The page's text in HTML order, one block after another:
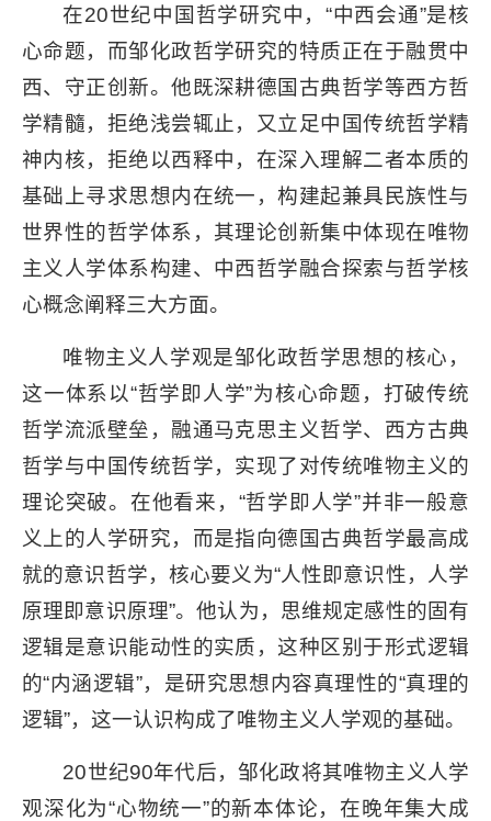
在20世纪中国哲学研究中，“中西会通”是核
心命题，而邹化政哲学研究的特质正在于融贯中
西、守正创新。他既深耕德国古典哲学等西方哲
学精髓，拒绝浅尝辄止，又立足中国传统哲学精
神内核，拒绝以西释中，在深入理解二者本质的
基础上寻求思想内在统一，构建起兼具民族性与
世界性的哲学体系，其理论创新集中体现在唯物
主义人学体系构建、中西哲学融合探索与哲学核
心概念阐释三大方面。
唯物主义人学观是邹化政哲学思想的核心，
这一体系以“哲学即人学”为核心命题，打破传统
哲学流派壁垒，融通马克思主义哲学、西方古典
哲学与中国传统哲学，实现了对传统唯物主义的
理论突破。在他看来，“哲学即人学”并非一般意
义上的人学研究，而是指向德国古典哲学最高成
就的意识哲学，核心要义为“人性即意识性，人学
原理即意识原理”。他认为，思维规定感性的固有
逻辑是意识能动性的实质，这种区别于形式逻辑
的“内涵逻辑”，是研究思想内容真理性的“真理的
逻辑”，这一认识构成了唯物主义人学观的基础。
20世纪90年代后，邹化政将其唯物主义人学
观深化为“心物统一”的新本体论，在晚年集大成